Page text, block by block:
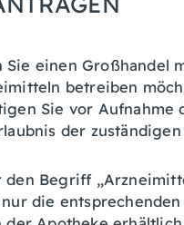
Sie einen Großhandel
betreiben
Sie vor Aufnahme
der zuständigen
den Begriff
die entsprechenden